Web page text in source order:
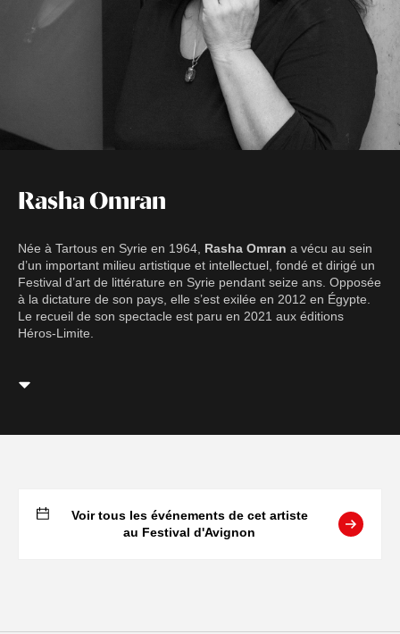
Rasha Omran
Née à Tartous en Syrie en 1964, Rasha Omran a vécu au sein
d’un important milieu artistique et intellectuel, fondé et dirigé un
Festival d’art de littérature en Syrie pendant seize ans. Opposée
à la dictature de son pays, elle s’est exilée en 2012 en Égypte.
Le recueil de son spectacle est paru en 2021 aux éditions
Héros-Limite.
Voir tous les événements de cet artiste
au Festival d'Avignon